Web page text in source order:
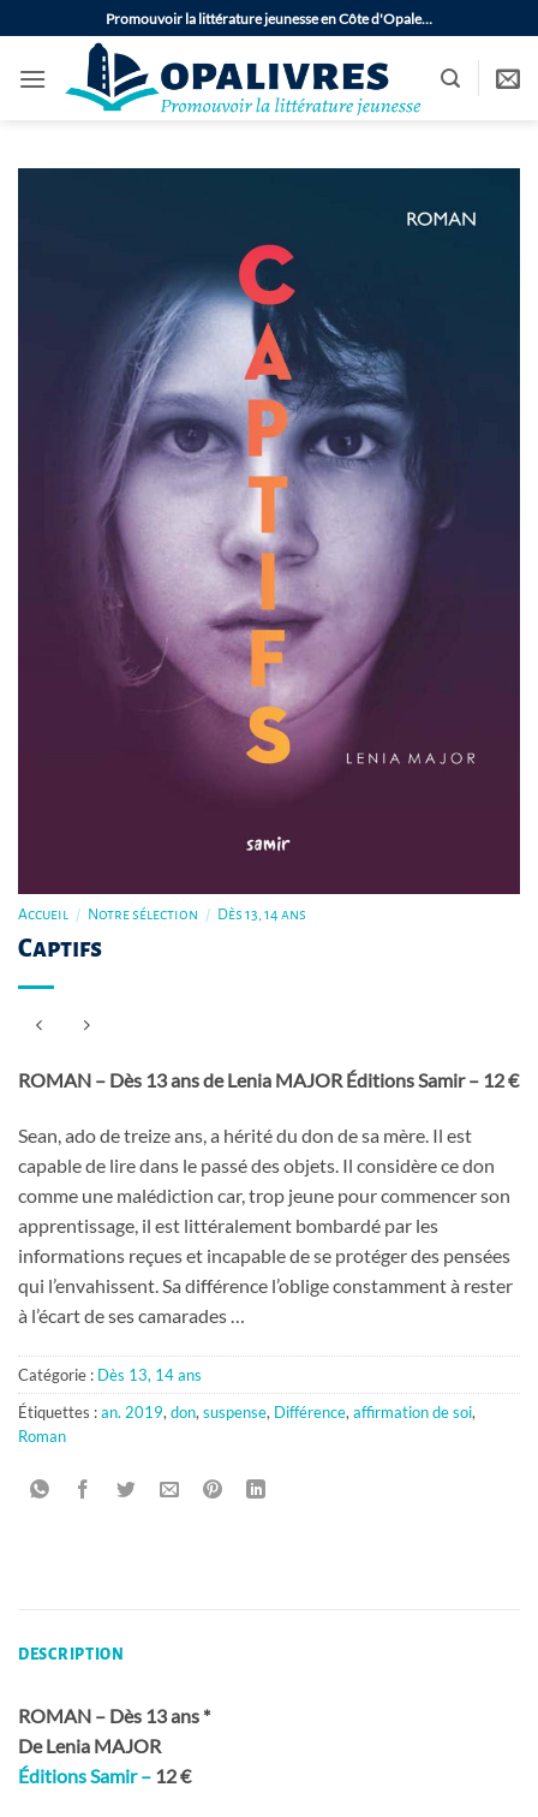
au
contenu
Promouvoir la littérature jeunesse en Côte d'Opale…
Accueil / Notre sélection / Dès 13, 14 ans
Captifs
ROMAN – Dès 13 ans de Lenia MAJOR Éditions Samir – 12 €
Sean, ado de treize ans, a hérité du don de sa mère. Il est
capable de lire dans le passé des objets. Il considère ce don
comme une malédiction car, trop jeune pour commencer son
apprentissage, il est littéralement bombardé par les
informations reçues et incapable de se protéger des pensées
qui l’envahissent. Sa différence l’oblige constamment à rester
à l’écart de ses camarades …
Catégorie : Dès 13, 14 ans
Étiquettes :an. 2019, don, suspense, Différence, affirmation de soi,
Roman
DESCRIPTION
ROMAN – Dès 13 ans *
De Lenia MAJOR
Éditions Samir – 12 €